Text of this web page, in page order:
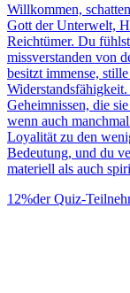
Willkommen,
Gott der Unterwelt,
Reichtümer. Du
missverstanden von
besitzt immense,
Geheimnissen, die
wenn auch
Loyalität zu den
Bedeutung, und du
materiell als auch
12%der Quiz-